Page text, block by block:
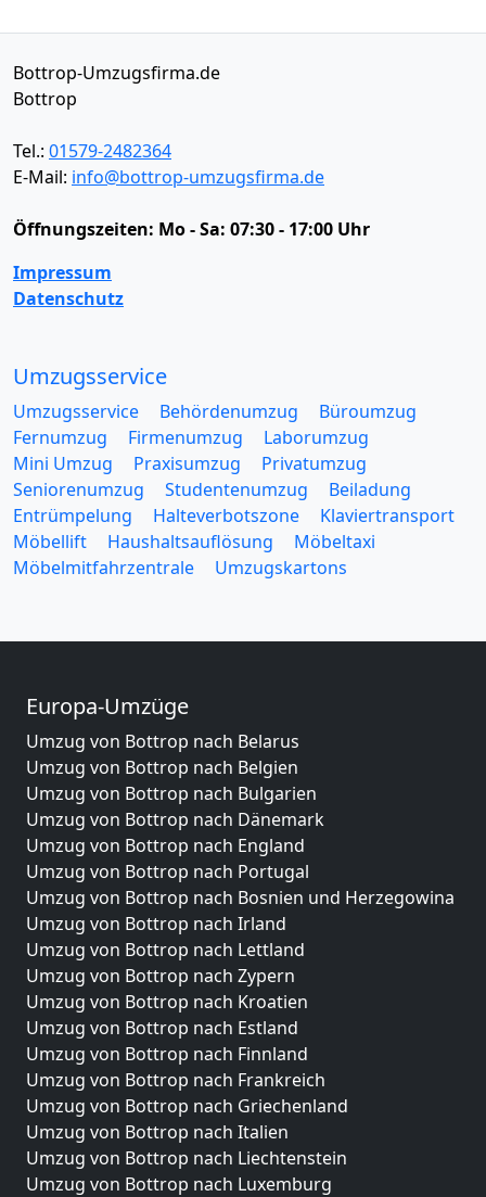
Bottrop-Umzugsfirma.de
Bottrop
Tel.: 01579-2482364
E-Mail: info@bottrop-umzugsfirma.de
Öffnungszeiten: Mo - Sa: 07:30 - 17:00 Uhr
Impressum
Datenschutz
Umzugsservice
Umzugsservice Behördenumzug
Büroumzug
Fernumzug
Firmenumzug
Laborumzug
Mini Umzug
Praxisumzug
Privatumzug
Seniorenumzug
Studentenumzug
Beiladung
Entrümpelung
Halteverbotszone
Klaviertransport
Möbellift
Haushaltsauflösung
Möbeltaxi
Möbelmitfahrzentrale
Umzugskartons
Europa-Umzüge
Umzug von Bottrop nach Belarus
Umzug von Bottrop nach Belgien
Umzug von Bottrop nach Bulgarien
Umzug von Bottrop nach Dänemark
Umzug von Bottrop nach England
Umzug von Bottrop nach Portugal
Umzug von Bottrop nach Bosnien und Herzegowina
Umzug von Bottrop nach Irland
Umzug von Bottrop nach Lettland
Umzug von Bottrop nach Zypern
Umzug von Bottrop nach Kroatien
Umzug von Bottrop nach Estland
Umzug von Bottrop nach Finnland
Umzug von Bottrop nach Frankreich
Umzug von Bottrop nach Griechenland
Umzug von Bottrop nach Italien
Umzug von Bottrop nach Liechtenstein
Umzug von Bottrop nach Luxemburg